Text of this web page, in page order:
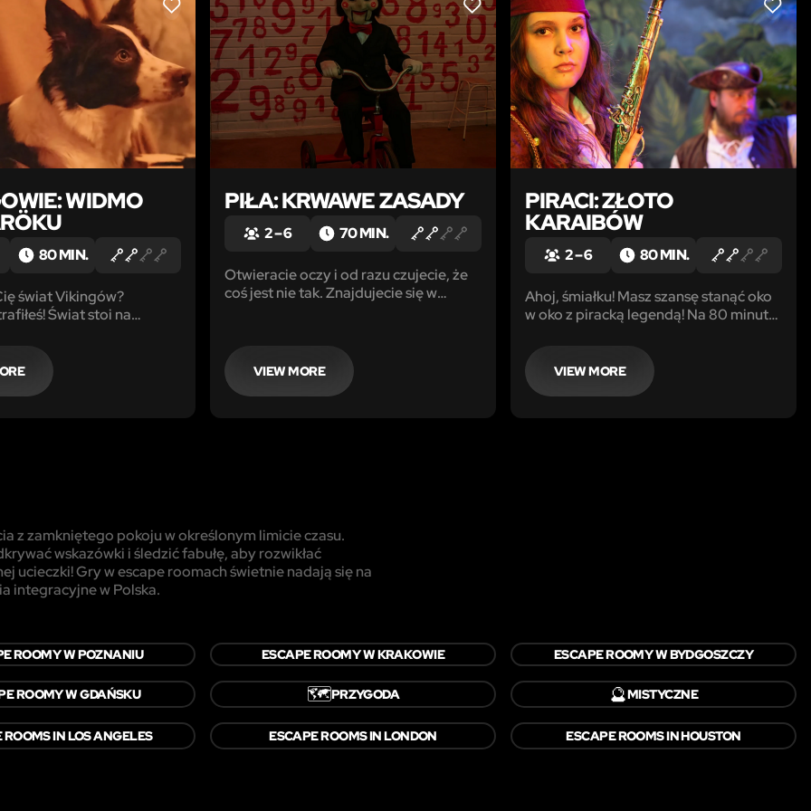
LIKE
WIDMO
80 MIN.
świat Vikingów?
stoi na
80 minut, by
do wolności. Wytęż
drużynę i podejmij
LIKE
PIŁA: KRWAWE ZASADY
2 – 6 70 MIN.
Otwieracie oczy i od razu czujecie, że
coś jest nie tak. Znajdujecie się w
minut to aż tyle co macie.
VIEW MORE
LIKE
PIRACI: ZŁOTO
KARAIBÓW
2 – 6 80 MIN.
Ahoj, śmiałku! Masz szansę stanąć oko
w oko z piracką legendą! Na 80 minut
oceanu i tajemniczą, bezludną wyspę
gdzie czeka Cię niezwykła przygoda.
VIEW MORE
z zamkniętego pokoju w określonym limicie czasu.
wskazówki i śledzić fabułę, aby rozwikłać
ucieczki! Gry w escape roomach świetnie nadają się na
integracyjne w Polska.
ROOMY W POZNANIU ESCAPE ROOMY W KRAKOWIE ESCAPE ROOMY W BYDGOSZCZY
ROOMY W GDAŃSKU 🗺️PRZYGODA 🔮MISTYCZNE
ROOMS IN LOS ANGELES ESCAPE ROOMS IN LONDON ESCAPE ROOMS IN HOUSTON